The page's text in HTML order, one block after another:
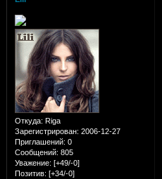
Откуда: Riga
Зарегистрирован: 2006-12-27
Приглашений: 0
Сообщений: 805
Уважение: [+49/-0]
Позитив: [+34/-0]